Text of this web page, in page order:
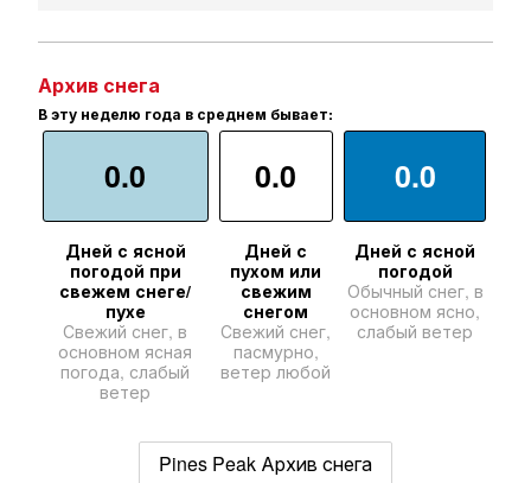
Архив снега
В эту неделю года в среднем бывает:
0.0
Дней с ясной
погодой при
свежем снеге/
пухе
Свежий снег, в
основном ясная
погода, слабый
ветер
0.0
Дней с
пухом или
свежим
снегом
Свежий снег,
пасмурно,
ветер любой
0.0
Дней с ясной
погодой
Обычный снег, в
основном ясно,
слабый ветер
Pines Peak Архив снега